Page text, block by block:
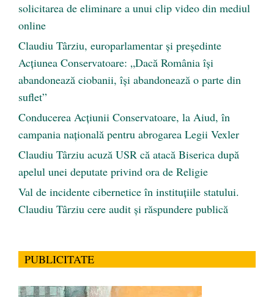
solicitarea de eliminare a unui clip video din mediul
online
Claudiu Târziu, europarlamentar și președinte
Acțiunea Conservatoare: „Dacă România își
abandonează ciobanii, își abandonează o parte din
suflet”
Conducerea Acțiunii Conservatoare, la Aiud, în
campania națională pentru abrogarea Legii Vexler
Claudiu Târziu acuză USR că atacă Biserica după
apelul unei deputate privind ora de Religie
Val de incidente cibernetice în instituțiile statului.
Claudiu Târziu cere audit și răspundere publică
PUBLICITATE